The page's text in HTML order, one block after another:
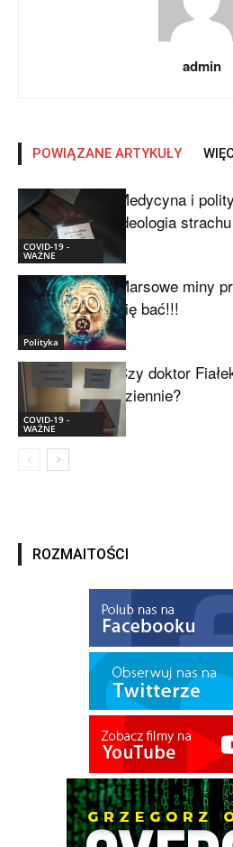
admin
POWIĄZANE ARTYKUŁY
COVID-19 -
WAŻNE
Medycyna i
ideologia strachu
Polityka
Marsowe miny
się bać!!!
COVID-19 -
WAŻNE
Czy doktor
dziennie?
ROZMAITOŚCI